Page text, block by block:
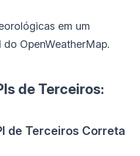
em um
OpenWeatherMap.
de Terceiros:
de Terceiros Correta